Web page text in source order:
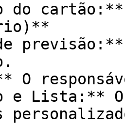
cartão:**
O
e Lista:**